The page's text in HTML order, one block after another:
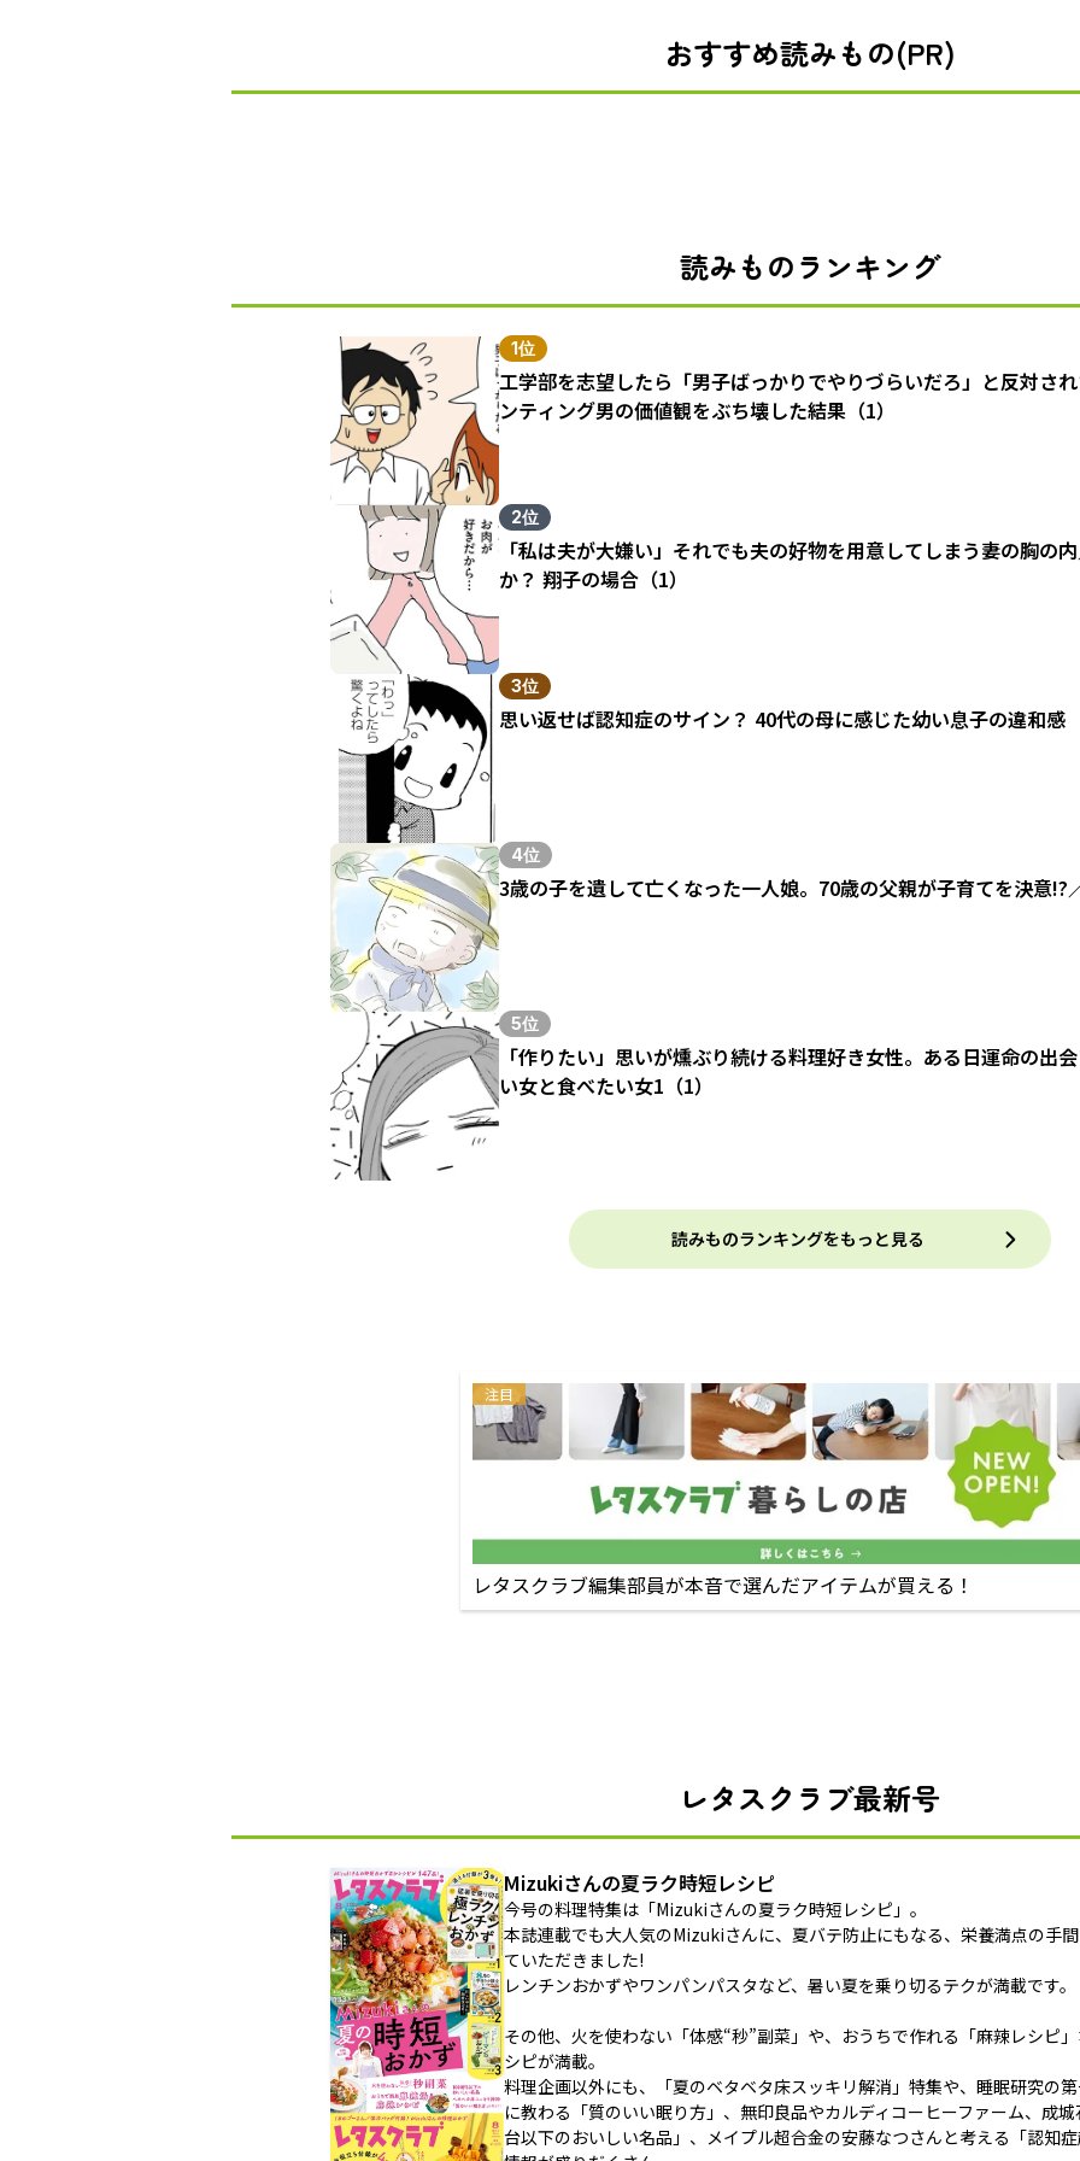
おすすめ読みもの(PR)
読みものランキング
1位
工学部を志望したら「男子ばっかりでやりづらいだろ」と反対さ
ンティング男の価値観をぶち壊した結果（1）
2位
「私は夫が大嫌い」それでも夫の好物を用意してしまう妻の胸の
か？ 翔子の場合（1）
3位
思い返せば認知症のサイン？ 40代の母に感じた幼い息子の違和感
4位
3歳の子を遺して亡くなった一人娘。70歳の父親が子育てを決意!?
5位
「作りたい」思いが燻ぶり続ける料理好き女性。ある日運命の出
い女と食べたい女1（1）
読みものランキングをもっと見る
注目
レタスクラブ編集部員が本音で選んだアイテムが買える！
レタスクラブ最新号
Mizukiさんの夏ラク時短レシピ
今号の料理特集は「Mizukiさんの夏ラク時短レシピ」。
本誌連載でも大人気のMizukiさんに、夏バテ防止にもなる、栄養満点の手
ていただきました!
レンチンおかずやワンパンパスタなど、暑い夏を乗り切るテクが満載です。
その他、火を使わない「体感“秒”副菜」や、おうちで作れる「麻辣レシピ
シピが満載。
料理企画以外にも、「夏のベタベタ床スッキリ解消」特集や、睡眠研究の
に教わる「質のいい眠り方」、無印良品やカルディコーヒーファーム、成
台以下のおいしい名品」、メイプル超合金の安藤なつさんと考える「認知